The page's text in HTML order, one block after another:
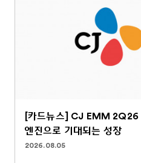
[카드뉴스] CJ EMM 2Q26
엔진으로 기대되는 성장
2026.08.05